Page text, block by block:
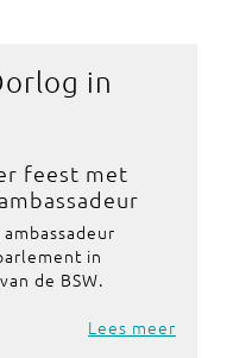
in
feest met
in
de BSW.
Lees meer